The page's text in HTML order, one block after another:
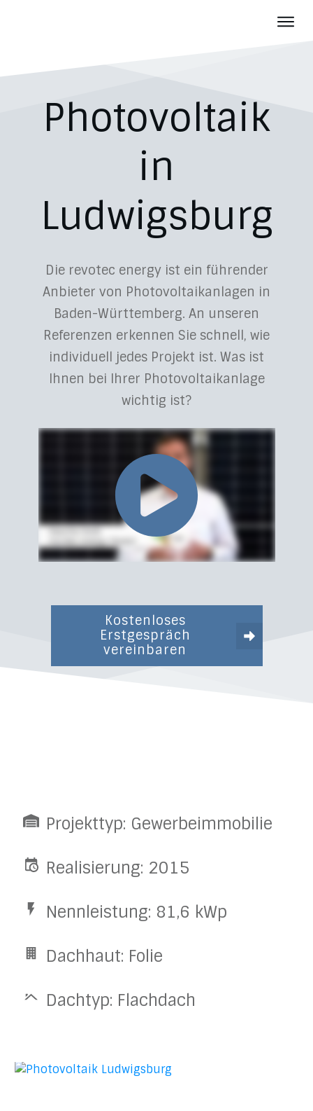
Photovoltaik
in
Ludwigsburg
Die revotec energy ist ein führender
Anbieter von Photovoltaikanlagen in
Baden-Württemberg. An unseren
Referenzen erkennen Sie schnell, wie
individuell jedes Projekt ist. Was ist
Ihnen bei Ihrer Photovoltaikanlage
wichtig ist?
Kostenloses
Erstgespräch
vereinbaren
Projekttyp: Gewerbeimmobilie
Realisierung: 2015
Nennleistung: 81,6 kWp
Dachhaut: Folie
Dachtyp: Flachdach